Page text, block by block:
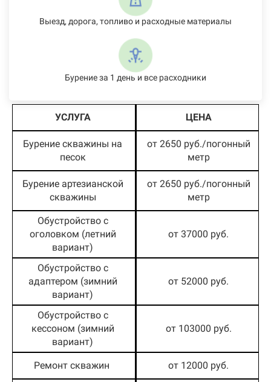
Выезд, дорога, топливо и расходные материалы
Бурение за 1 день и все расходники
УСЛУГА ЦЕНА
Бурение скважины на
песок
от 2650 руб./погонный
метр
Бурение артезианской
скважины
от 2650 руб./погонный
метр
Обустройство с
оголовком (летний
вариант)
от 37000 руб.
Обустройство с
адаптером (зимний
вариант)
от 52000 руб.
Обустройство с
кессоном (зимний
вариант)
от 103000 руб.
Ремонт скважин от 12000 руб.